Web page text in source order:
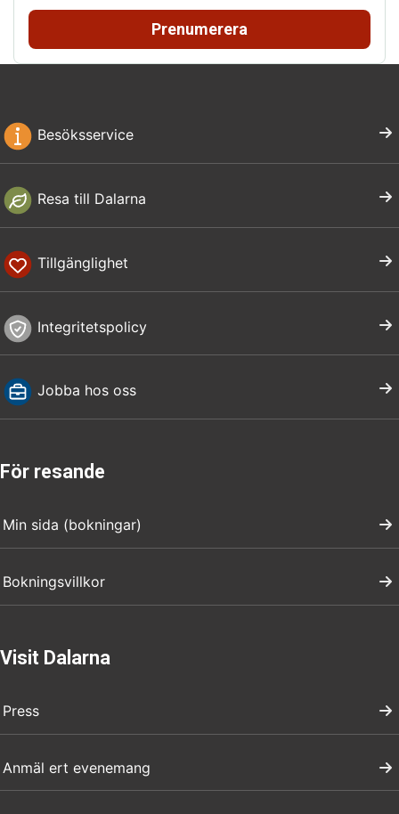
Prenumerera
Besöksservice
Resa till Dalarna
Tillgänglighet
Integritetspolicy
Jobba hos oss
För resande
Min sida (bokningar)
Bokningsvillkor
Visit Dalarna
Press
Anmäl ert evenemang